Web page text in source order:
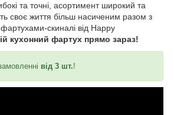
та точні, асортимент широкий та
своє життя більш насиченим разом з
скиналі від Happy
кухонний фартух прямо зараз!
від 3 шт.!